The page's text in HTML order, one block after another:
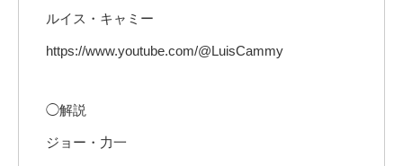
ルイス・キャミー
https://www.youtube.com/@LuisCammy
◯解説
ジョー・力一